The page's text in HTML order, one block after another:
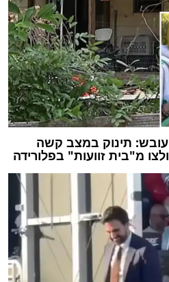
תינוק במצב קשה
מ"בית זוועות" בפלורידה